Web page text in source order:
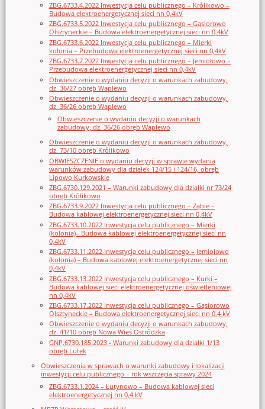
ZBG.6733.4.2022 Inwestycja celu publicznego – Królikowo –
Budowa elektroenergetycznej sieci nn 0,4kV
ZBG.6733.5.2022 Inwestycja celu publicznego – Gąsiorowo
Olsztyneckie – Budowa elektroenergetycznej sieci nn 0,4kV
ZBG.6733.6.2022 Inwestycja celu publicznego – Mierki
kolonia – Przebudowa elektroenergetycznej sieci nn 0,4kV
ZBG.6733.7.2022 Inwestycja celu publicznego – Jemiołowo –
Przebudowa elektroenergetycznej sieci nn 0,4kV
Obwieszczenie o wydaniu decyzji o warunkach zabudowy,
dz. 36/27 obręb Waplewo
Obwieszczenie o wydaniu decyzji o warunkach zabudowy,
dz. 36/26 obręb Waplewo
Obwieszczenie o wydaniu decyzji o warunkach
zabudowy, dz. 36/26 obręb Waplewo
Obwieszczenie o wydaniu decyzji o warunkach zabudowy,
dz. 73/10 obręb Królikowo
OBWIESZCZENIE o wydaniu decyzji w sprawie wydania
warunków zabudowy dla działek 124/15 i 124/16, obręb
Lipowo Kurkowskie
ZBG.6730.129.2021 – Warunki zabudowy dla działki nr 73/24
obręb Królikowo
ZBG.6733.9.2022 Inwestycja celu publicznego – Ząbie –
Budowa kablowej elektroenergetycznej sieci nn 0,4kV
ZBG.6733.10.2022 Inwestycja celu publicznego – Mierki
(kolonia)– Budowa kablowej elektroenergetycznej sieci nn
0,4kV
ZBG.6733.11.2022 Inwestycja celu publicznego – Jemiołowo
(kolonia) – Budowa kablowej elektroenergetycznej sieci nn
0,4kV
ZBG.6733.13.2022 Inwestycja celu publicznego – Kurki –
Budowa kablowej sieci elektroenergetycznej oświetleniowej
nn 0,4kV
ZBG.6733.17.2022 Inwestycja celu publicznego – Gąsiorowo
Olsztyneckie – Budowa elektroenergetycznej sieci nn 0,4 kV
Obwieszczenie o wydaniu decyzji o warunkach zabudowy,
dz. 41/10 obręb Nowa Wieś Ostródzka
GNP.6730.185.2023 - Warunki zabudowy dla działki 1/13
obręb Lutek
Obwieszczenia w sprawach o warunki zabudowy i lokalizacji
inwestycji celu publicznego – rok wszczęcia sprawy 2024
ZBG.6733.1.2024 – Łutynowo – Budowa kablowej sieci
elektroenergetycznej nn 0,4 kV